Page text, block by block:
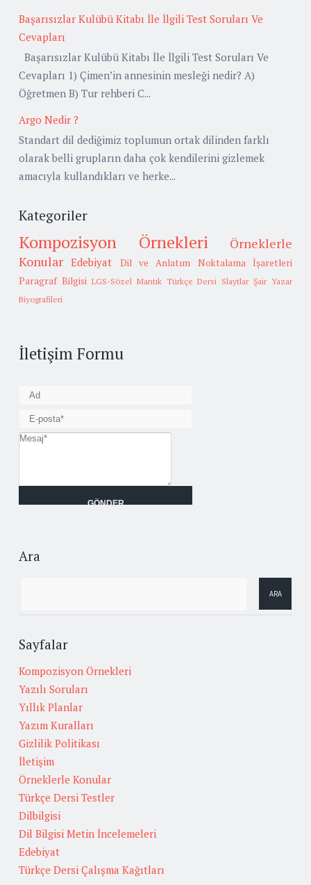
Başarısızlar Kulübü Kitabı İle İlgili Test Soruları Ve
Cevapları
Başarısızlar Kulübü Kitabı İle İlgili Test Soruları Ve
Cevapları 1) Çimen’in annesinin mesleği nedir? A)
Öğretmen B) Tur rehberi C...
Argo Nedir ?
Standart dil dediğimiz toplumun ortak dilinden farklı
olarak belli grupların daha çok kendilerini gizlemek
amacıyla kullandıkları ve herke...
Kategoriler
Kompozisyon Örnekleri
Örneklerle
Konular Edebiyat Dil ve Anlatım
Noktalama İşaretleri
Paragraf Bilgisi LGS-Sözel Mantık Türkçe Dersi Slaytlar Şair Yazar
Biyografileri
İletişim Formu
Ara
Sayfalar
Kompozisyon Örnekleri
Yazılı Soruları
Yıllık Planlar
Yazım Kuralları
Gizlilik Politikası
İletişim
Örneklerle Konular
Türkçe Dersi Testler
Dilbilgisi
Dil Bilgisi Metin İncelemeleri
Edebiyat
Türkçe Dersi Çalışma Kağıtları